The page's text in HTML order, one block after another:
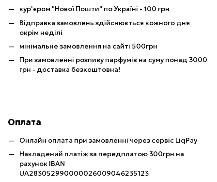
кур'єром "Нової Пошти" по Україні - 100 грн
Відправка замовлень здійснюється кожного дня
окрім неділі
мінімальне замовлення на сайті 500грн
При замовленні розпиву парфумів на суму понад 3000
грн - доставка безкоштовна!
Оплата
Онлайн оплата при замовленні через сервіс LiqPay
Накладений платіж за передплатою 300грн на
рахунок IBAN
UA283052990000026009046235123